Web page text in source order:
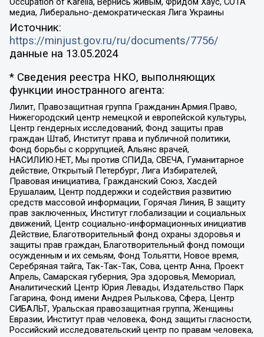
медиа, Либерально-демократическая Лига Украины
Источник:
https://minjust.gov.ru/ru/documents/7756/
данные на 13.05.2024
* Сведения реестра НКО, выполняющих
функции иностранного агента:
Лилит, Правозащитная группа Гражданин.Армия.Право,
Нижегородский центр немецкой и европейской культуры,
Центр гендерных исследований, Фонд защиты прав
граждан Штаб, Институт права и публичной политики,
Фонд борьбы с коррупцией, Альянс врачей,
НАСИЛИЮ.НЕТ, Мы против СПИДа, СВЕЧА, Гуманитарное
действие, Открытый Петербург, Лига Избирателей,
Правовая инициатива, Гражданский Союз, Хасдей
Ерушалаим, Центр поддержки и содействия развитию
средств массовой информации, Горячая Линия, В защиту
прав заключенных, Институт глобализации и социальных
движений, Центр социально-информационных инициатив
Действие, Благотворительный фонд охраны здоровья и
защиты прав граждан, Благотворительный фонд помощи
осужденным и их семьям, Фонд Тольятти, Новое время,
Серебряная тайга, Так-Так-Так, Сова, центр Анна, Проект
Апрель, Самарская губерния, Эра здоровья, Мемориал,
Аналитический Центр Юрия Левады, Издательство Парк
Гагарина, Фонд имени Андрея Рылькова, Сфера, Центр
СИБАЛЬТ, Уральская правозащитная группа, Женщины
Евразии, Институт прав человека, Фонд защиты гласности,
Российский исследовательский центр по правам человека,